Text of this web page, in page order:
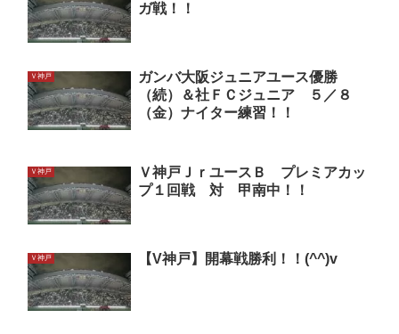
ガ戦！！
Ｖ神戸
ガンバ大阪ジュニアユース優勝
（続）＆社ＦＣジュニア ５／８
（金）ナイター練習！！
Ｖ神戸
Ｖ神戸ＪｒユースＢ プレミアカッ
プ１回戦 対 甲南中！！
Ｖ神戸 【V神戸】開幕戦勝利！！(^^)v